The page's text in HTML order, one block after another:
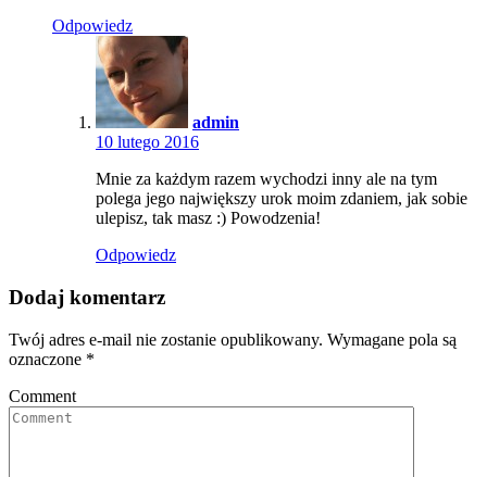
Odpowiedz
admin
10 lutego 2016
Mnie za każdym razem wychodzi inny ale na tym
polega jego największy urok moim zdaniem, jak sobie
ulepisz, tak masz :) Powodzenia!
Odpowiedz
Dodaj komentarz
Twój adres e-mail nie zostanie opublikowany. Wymagane pola są
oznaczone *
Comment